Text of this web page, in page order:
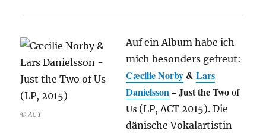
© ACT
Auf ein Album habe ich
mich besonders gefreut:
Cæcilie Norby &Lars
Danielsson– Just the Two of
Us (LP, ACT 2015). Die
dänische Vokalartistin